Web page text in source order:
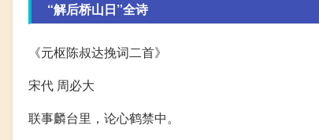
“解后桥山日”全诗
《元枢陈叔达挽词二首》
宋代 周必大
联事麟台里，论心鹤禁中。